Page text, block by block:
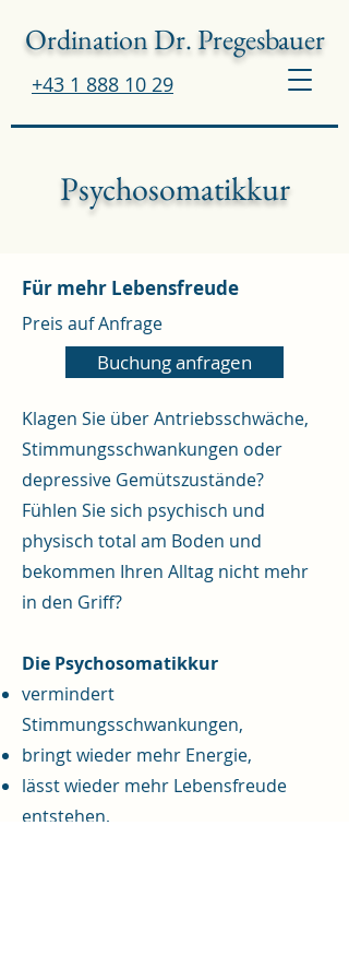
Ordination Dr. Pregesbauer
+43 1 888 10 29
Psychosomatikkur
Für mehr Lebensfreude
Preis auf Anfrage
Buchung anfragen
Klagen Sie über Antriebsschwäche,
Stimmungsschwankungen oder
depressive Gemütszustände?
Fühlen Sie sich psychisch und
physisch total am Boden und
bekommen Ihren Alltag nicht mehr
in den Griff?
Die Psychosomatikkur
vermindert
Stimmungsschwankungen,
bringt wieder mehr Energie,
lässt wieder mehr Lebensfreude
entstehen,